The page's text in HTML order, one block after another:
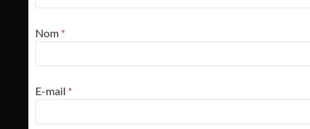
Nom *
E-mail *